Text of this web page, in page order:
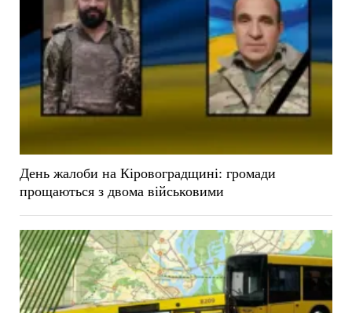
День жалоби на Кіровоградщині: громади
прощаються з двома військовими